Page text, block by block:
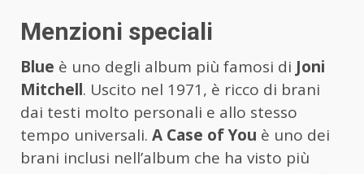
Menzioni speciali
Blue è uno degli album più famosi di Joni
Mitchell. Uscito nel 1971, è ricco di brani
dai testi molto personali e allo stesso
tempo universali. A Case of You è uno dei
brani inclusi nell’album che ha visto più